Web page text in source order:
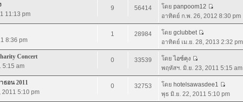
11:13 pm
9 56414 โดย panpoom12
อาทิตย์ ก.พ. 26, 2012 8:30 pm
8:36 pm
1 28984 โดย gclubbet
อาทิตย์ เม.ย. 28, 2013 2:32 pm
Concert
5:15 am
0 33539 โดย ไอซ์คุง
พฤหัสฯ. มิ.ย. 23, 2011 5:15 am
อน 2011
2011 5:10 pm
0 32753 โดย hotelsawasdee1
พุธ มิ.ย. 22, 2011 5:10 pm